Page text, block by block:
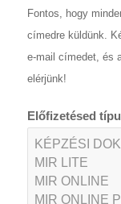
Fontos, hogy
címedre küldünk.
e-mail címedet, és
elérjünk!
Előfizetésed